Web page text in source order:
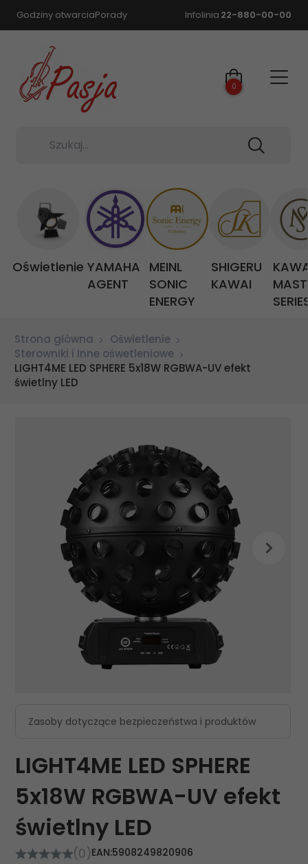
Godziny otwarciaPorady Infolinia 22-880-00-00
Szukaj...
0
Oświetlenie YAMAHA
AGENT
MEINL
SONIC
ENERGY
SHIGERU
KAWAI
Strona główna
Oświetlenie
Sterowniki i Inne ośwetleniowe
LIGHT4ME LED SPHERE 5x18W RGBWA-UV efekt
świetlny LED
Zasoby dotyczące bezpieczeństwa i produktów
LIGHT4ME LED SPHERE
5x18W RGBWA-UV efekt
świetlny LED
(0)EAN:5908249820906